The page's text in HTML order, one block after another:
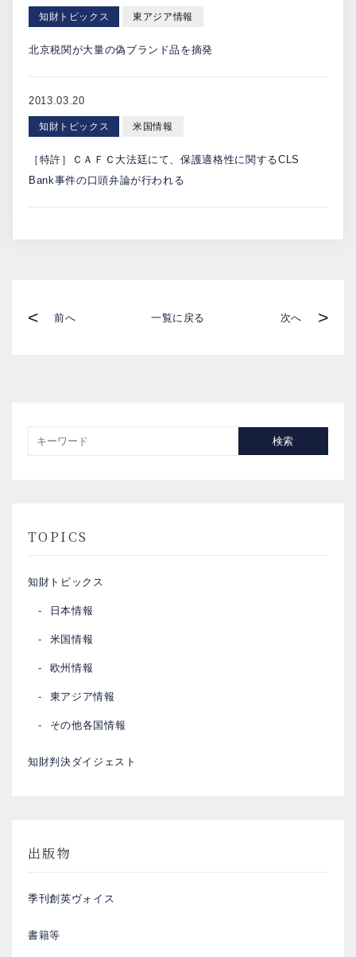
知財トピックス 東アジア情報
北京税関が大量の偽ブランド品を摘発
2013.03.20
知財トピックス 米国情報
［特許］ＣＡＦＣ大法廷にて、保護適格性に関するCLS
Bank事件の口頭弁論が行われる
< 前へ 一覧に戻る 次へ >
検索
TOPICS
知財トピックス
日本情報
米国情報
欧州情報
東アジア情報
その他各国情報
知財判決ダイジェスト
出版物
季刊創英ヴォイス
書籍等